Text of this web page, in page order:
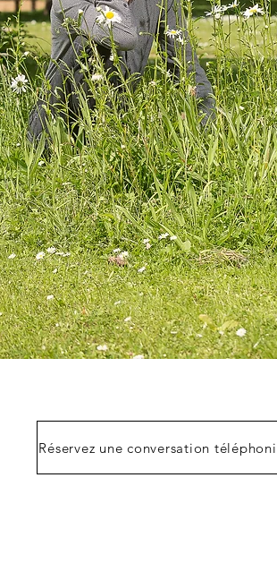
Réservez une conversation